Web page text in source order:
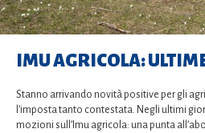
IMU AGRICOLA:
Stanno arrivando novità positive per gli
l’imposta tanto contestata. Negli ultimi
mozioni sull’Imu agricola: una punta